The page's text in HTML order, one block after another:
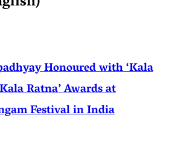
Honoured with ‘Kala
Ratna’ Awards at
Festival in India